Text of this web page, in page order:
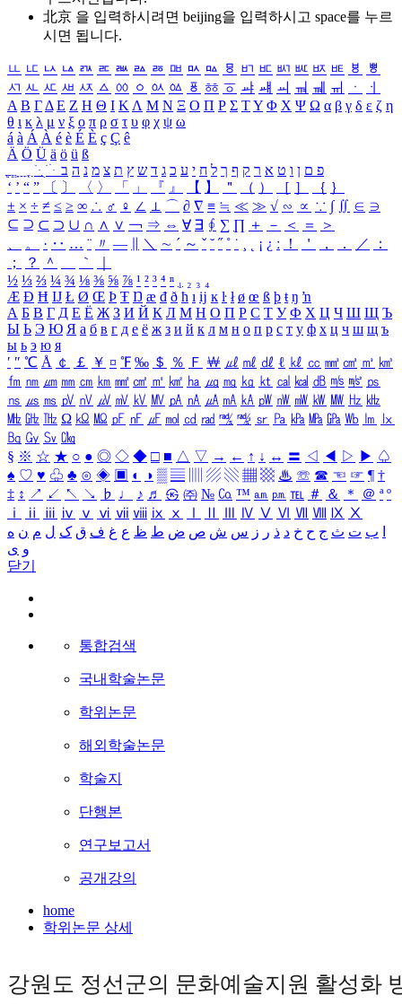
北京 을 입력하시려면 beijing을 입력하시고 space를 누르
시면 됩니다.
ㅥ ㅦ ㅧ ㅨ ㅩ ㅪ ㅫ ㅬ ㅭ ㅮ ㅯ ㅰ ㅱ ㅲ ㅳ ㅴ ㅵ ㅶ ㅷ ㅸ
ㅹ
ㅺ ㅻ ㅼ ㅽ ㅾ ㅿ ㆀ ㆁ ㆂ ㆃ ㆄ ㆅ ㆆ ㆇ ㆈ ㆉ ㆊ ㆋ ㆌ ㆍ
ㆎ
Α Β ΓΔ Ε Ζ Η Θ Ι ΚΛ Μ Ν Ξ Ο Π Ρ Σ ΤΥ Φ Χ Ψ Ω α β γ δ ε ζ η
θ ι κ λ μ ν ξ ο π ρ σ τ υ φ χ ψ ω
á à Á À é è É È ç Ç ê
Ä Ö Ü ä ö ü ß
ִֶֹ ֻּ ׁׂ פ ם ן ו ט א ר ק ף ך ל ח י ע כ ג ד ש ץ ת צ מ נ ה ב
‘ ’ “ ” 〔 〕 〈 〉 「 」 『 』 【 】 ＂ （ ） ［ ］ ｛ ｝
± × ÷ ≠ ≤ ≥ ∞ ∴ ♂ ♀ ∠ ⊥ ⌒ ∂ ∇ ≡ ≒ ≪ ≫ √ ∽ ∝ ∵ ∫ ∬ ∈ ∋
⊆ ⊇ ⊂ ⊃ ∪ ∩ ∧ ∨ ￢ ⇒ ⇔ ∀ ∃ ∮ ∑ ∏ ＋ － ＜ ＝
＞
、
。 · ‥ … ¨ 〃 ― ＼ ∼ ´ ～ ˇ ˘ ˝ ˚ ˙ ¸ ¡ ¿ ː ！ ＇ ， ． ／
：
；
？ ＾ ｀
½ ⅓ ⅔ ¼ ¾ ⅛ ⅜ ⅝ ⅞ ¹ ² ³ ⁴ ⁿ ₁ ₂ ₃ ₄
Æ Ð Ħ Ĳ Ł Ø Œ Þ Ŧ Ŋ æ đ ð ħ ı ĳ ĸ ŀ ł ø œ ß þ ŧ ŋ ŉ
А Б В Г Д Е Ё Ж З И Й К Л М Н О П Р С Т У Ф Х Ц Ч Ш Щ Ъ
Ы Ь Э Ю Я а б в г д е ё ж з и й к л м н о п р с т у ф х ц ч ш щ ъ
ы ь э ю я
′ ″ ℃ Å ￠ ￡ ￥ ¤ ℉ ‰ ＄ ％ Ｆ ￦ ㎕ ㎖ ㎗ ℓ ㎘ ㏄ ㎣ ㎤ ㎥ ㎦
㎙ ㎚ ㎛ ㎜ ㎝ ㎞ ㎟ ㎠ ㎡ ㎢ ㏊ ㎍ ㎎ ㎏ ㏏ ㎈ ㎉ ㏈ ㎧ ㎨ ㎰
㎱ ㎲ ㎳ ㎴ ㎵ ㎶ ㎷ ㎸ ㎹ ㎀ ㎁ ㎂ ㎃ ㎄ ㎺ ㎻ ㎽ ㎾ ㎿ ㎐ ㎑
㎒ ㎓ ㎔ Ω ㏀ ㏁ ㎊ ㎋ ㎌ ㏖ ㏅ ㎭ ㎮ ㎯ ㏛ ㎩ ㎪ ㎫ ㎬ ㏝ ㏐
㏓
㏃ ㏉ ㏜ ㏆
§ ※ ☆ ★ ○ ● ◎ ◇ ◆ □ ■ △ ▽ → ← ↑ ↓ ↔ 〓 ◁ ◀ ▷ ▶ ♤
♠ ♡ ♥ ♧ ♣ ⊙ ◈ ▣ ◐ ◑ ▒ ▤ ▨ ▧ ▦ ▩ ♨ ☏ ☎ ☜ ☞ ¶ †
‡ ↕ ↗ ↙ ↖ ↘ ♭ ♩ ♪ ♬ ㉿ ㈜ № ㏇ ™ ㏂ ㏘ ℡ ＃ ＆ ＊ ＠ ª º
ⅰ
ⅱ ⅲ ⅳ ⅴ ⅵ ⅶ ⅷ ⅸ ⅹ Ⅳ Ⅴ Ⅵ Ⅶ Ⅷ Ⅸ Ⅹ
ب ت ث ج ح خ د ذ ر ز س ش ص ض ط ظ ع غ ف ق ک ل م ن ه
و ی
닫기
통합검색
국내학술논문
학위논문
해외학술논문
학술지
단행본
연구보고서
공개강의
home
학위논문 상세
강원도 정선군의 문화예술지원 활성화